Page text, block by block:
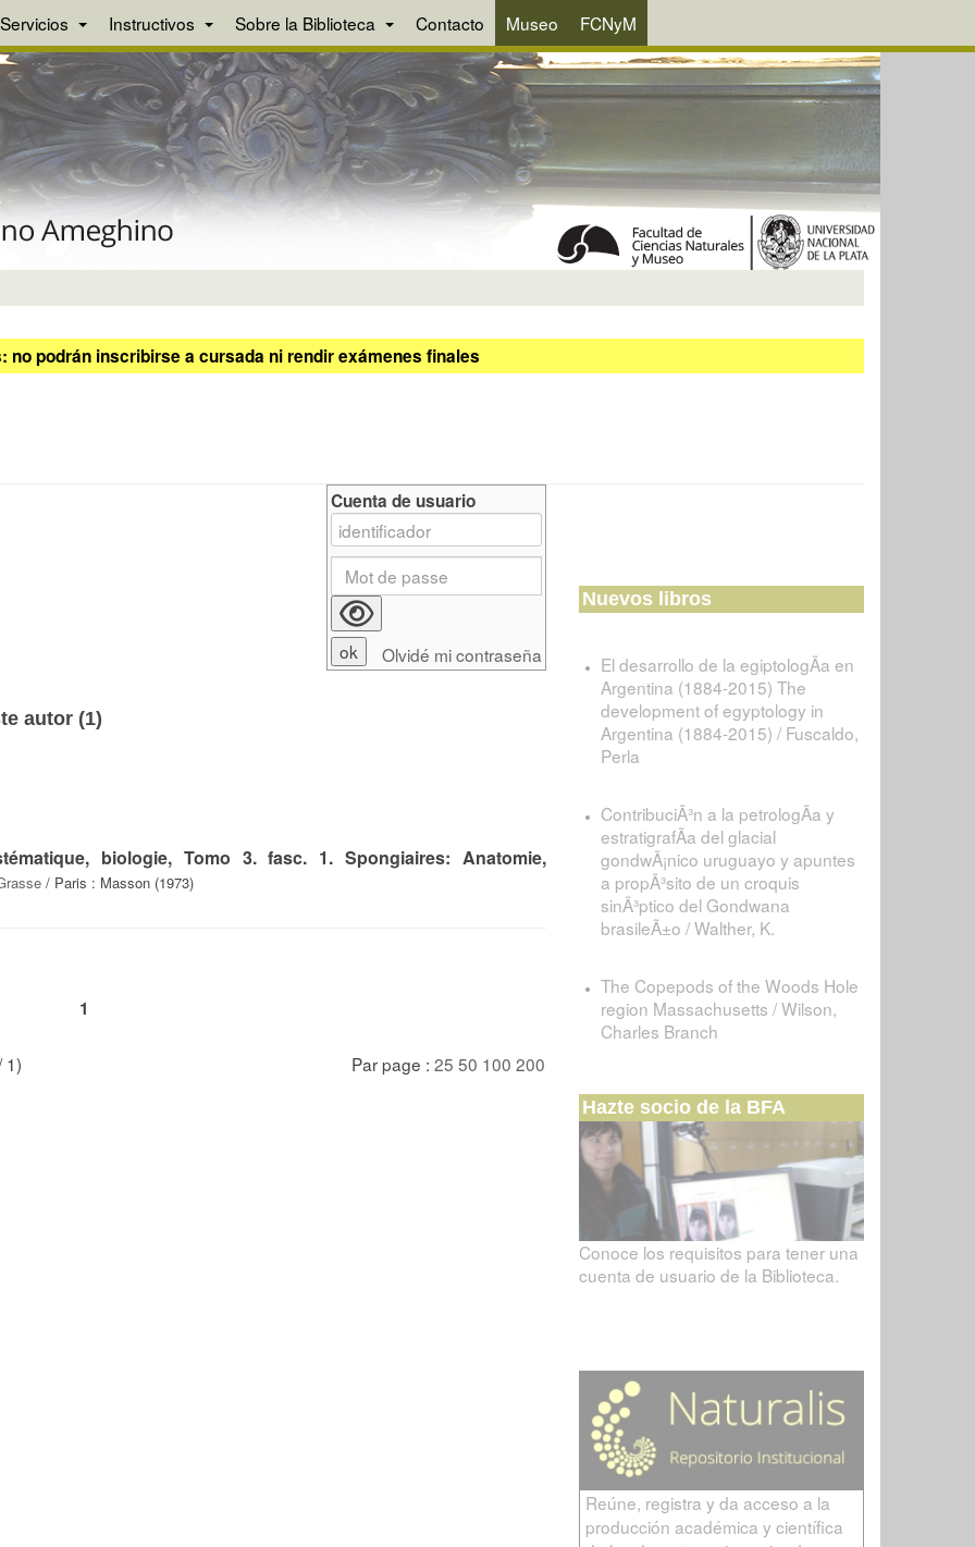
Servicios Instructivos Sobre la Biblioteca Contacto Museo FCNyM
podrán inscribirse a cursada ni rendir exámenes finales
autor (1)
biologie, Tomo 3. fasc. 1. Spongiaires: Anatomie,
/ Paris : Masson (1973)
1
1) Par page : 25 50 100 200
Cuenta de usuario
Olvidé mi contraseña
Nuevos libros
El desarrollo de la egiptologÃ­a en
Argentina (1884-2015) The
development of egyptology in
Argentina (1884-2015) / Fuscaldo,
Perla
ContribuciÃ³n a la petrologÃ­a y
estratigrafÃ­a del glacial
gondwÃ¡nico uruguayo y apuntes
a propÃ³sito de un croquis
sinÃ³ptico del Gondwana
brasileÃ±o / Walther, K.
The Copepods of the Woods Hole
region Massachusetts / Wilson,
Charles Branch
Hazte socio de la BFA
Conoce los requisitos para tener una
cuenta de usuario de la Biblioteca.
Reúne, registra y da acceso a la
producción académica y científica